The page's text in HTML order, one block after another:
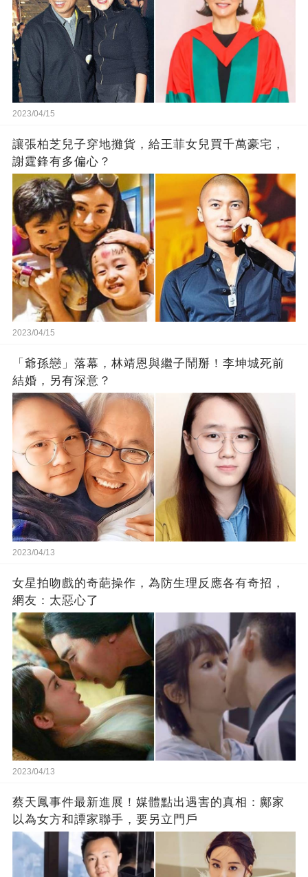
2023/04/15
讓張柏芝兒子穿地攤貨，給王菲女兒買千萬豪宅，
謝霆鋒有多偏心？
2023/04/15
「爺孫戀」落幕，林靖恩與繼子鬧掰！李坤城死前
結婚，另有深意？
2023/04/13
女星拍吻戲的奇葩操作，為防生理反應各有奇招，
網友：太惡心了
2023/04/13
蔡天鳳事件最新進展！媒體點出遇害的真相：鄺家
以為女方和譚家聯手，要另立門戶